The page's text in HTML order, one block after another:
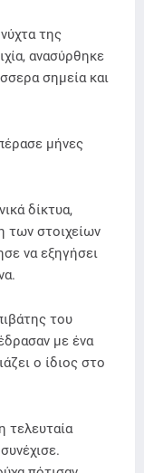
της
ανασύρθηκε
σημεία και
μήνες
δίκτυα,
των στοιχείων
να εξηγήσει
του
με ένα
ο ίδιος στο
τελευταία